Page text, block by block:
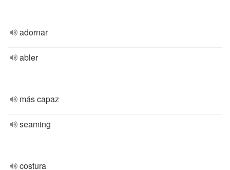
adornar
abler
más capaz
seaming
costura